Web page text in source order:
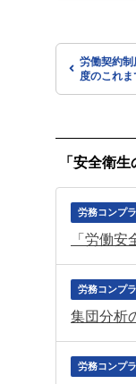
労働契約制
度のこれ
「安全衛
労務コンプ
「労働
労務コンプ
集団分析
労務コンプ